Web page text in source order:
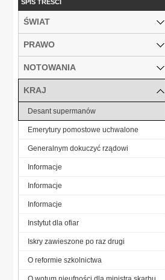
SPIS TREŚCI
ŚWIAT
PRAWO
NOTOWANIA
KRAJ
Desant supermanów
Emerytury pomostowe uchwalone
Generalnym dokuczyć rządowi
Informacje
Informacje
Informacje
Instytut dla ofiar
Iskry zawieszone po raz drugi
O reformie szkolnictwa